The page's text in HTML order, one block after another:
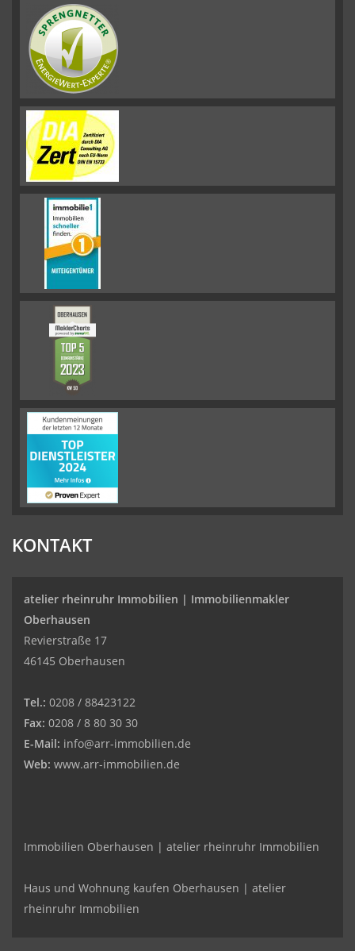
KONTAKT
atelier rheinruhr Immobilien | Immobilienmakler
Oberhausen
Revierstraße 17
46145 Oberhausen
Tel.: 0208 / 88423122
Fax: 0208 / 8 80 30 30
E-Mail: info@arr-immobilien.de
Web: www.arr-immobilien.de
Immobilien Oberhausen | atelier rheinruhr Immobilien
Haus und Wohnung kaufen Oberhausen | atelier
rheinruhr Immobilien